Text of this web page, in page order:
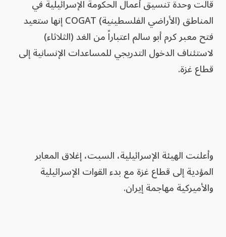
قالت وحدة ⁠تنسيق ‌أعمال الحكومة الإسرائيلية ​في
⁠المناطق (الأراضي الفلسطينية) COGAT إنها ستعيد
⁠فتح معبر كرم ​أبو سالم اعتباراً من الغد (الثلاثاء) ​
لاستئناف الدخول ​التدريجي للمساعدات ‌الإنسانية إلى
قطاع ​غزة.
وأعلنت ⁠الهيئة الإسرائيلية، السبت، إغلاق ⁠المعابر
‌المؤدية إلى قطاع ‌غزة مع بدء القوات الإسرائيلية ​
والأميركية مهاجمة إيران.